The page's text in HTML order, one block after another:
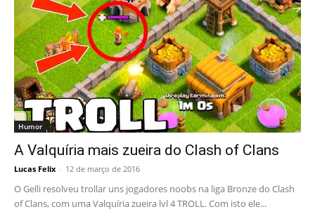
Humor
A Valquíria mais zueira do Clash of Clans
Lucas Felix - 12 de março de 2016
O Gelli resolveu trollar uns jogadores noobs na liga Bronze do Clash
of Clans, com uma Valquíria zueira lvl 4 TROLL. Com isto ele...